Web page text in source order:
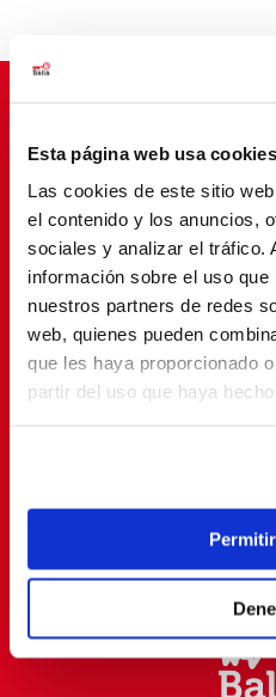
Esta página web usa cookies
Las cookies de este sitio
el contenido y los anuncios,
sociales y analizar el tráfico.
información sobre el uso
nuestros partners de redes
web, quienes pueden
que les haya proporcionado
partir del uso que haya
Suscríbete para
Al suscribirte, estás